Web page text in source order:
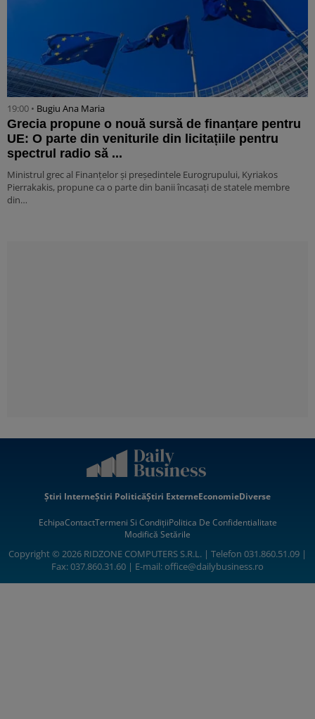
19:00 • Bugiu ⁠Ana Maria
Grecia propune o nouă sursă de finanțare pentru
UE: O parte din veniturile din licitațiile pentru
spectrul radio să ...
Ministrul grec al Finanțelor și președintele Eurogrupului, Kyriakos
Pierrakakis, propune ca o parte din banii încasați de statele membre
din…
Știri InterneȘtiri PoliticăȘtiri ExterneEconomieDiverse
EchipaContactTermeni Si CondițiiPolitica De Confidentialitate
Modifică Setările
Copyright © 2026 RIDZONE COMPUTERS S.R.L. | Telefon 031.860.51.09 |
Fax: 037.860.31.60 | E-mail:office@dailybusiness.ro